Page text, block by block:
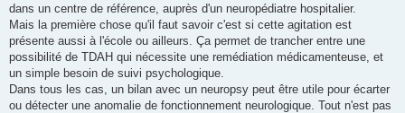
dans un centre de référence, auprès d'un neuropédiatre hospitalier.
Mais la première chose qu'il faut savoir c'est si cette agitation est
présente aussi à l'école ou ailleurs. Ça permet de trancher entre une
possibilité de TDAH qui nécessite une remédiation médicamenteuse, et
un simple besoin de suivi psychologique.
Dans tous les cas, un bilan avec un neuropsy peut être utile pour écarter
ou détecter une anomalie de fonctionnement neurologique. Tout n'est pas